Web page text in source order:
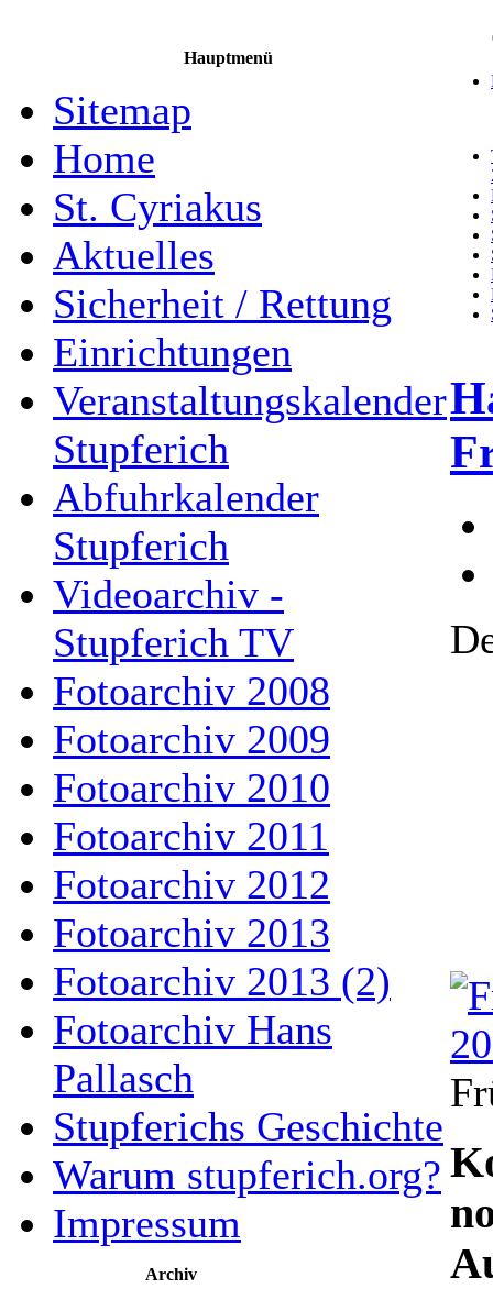
Hauptmenü
Sitemap
Home
St. Cyriakus
Aktuelles
Sicherheit / Rettung
Einrichtungen
Veranstaltungskalender
Stupferich
Abfuhrkalender
Stupferich
Videoarchiv -
Stupferich TV
Fotoarchiv 2008
Fotoarchiv 2009
Fotoarchiv 2010
Fotoarchiv 2011
Fotoarchiv 2012
Fotoarchiv 2013
Fotoarchiv 2013 (2)
Fotoarchiv Hans
Pallasch
Stupferichs Geschichte
Warum stupferich.org?
Impressum
Archiv